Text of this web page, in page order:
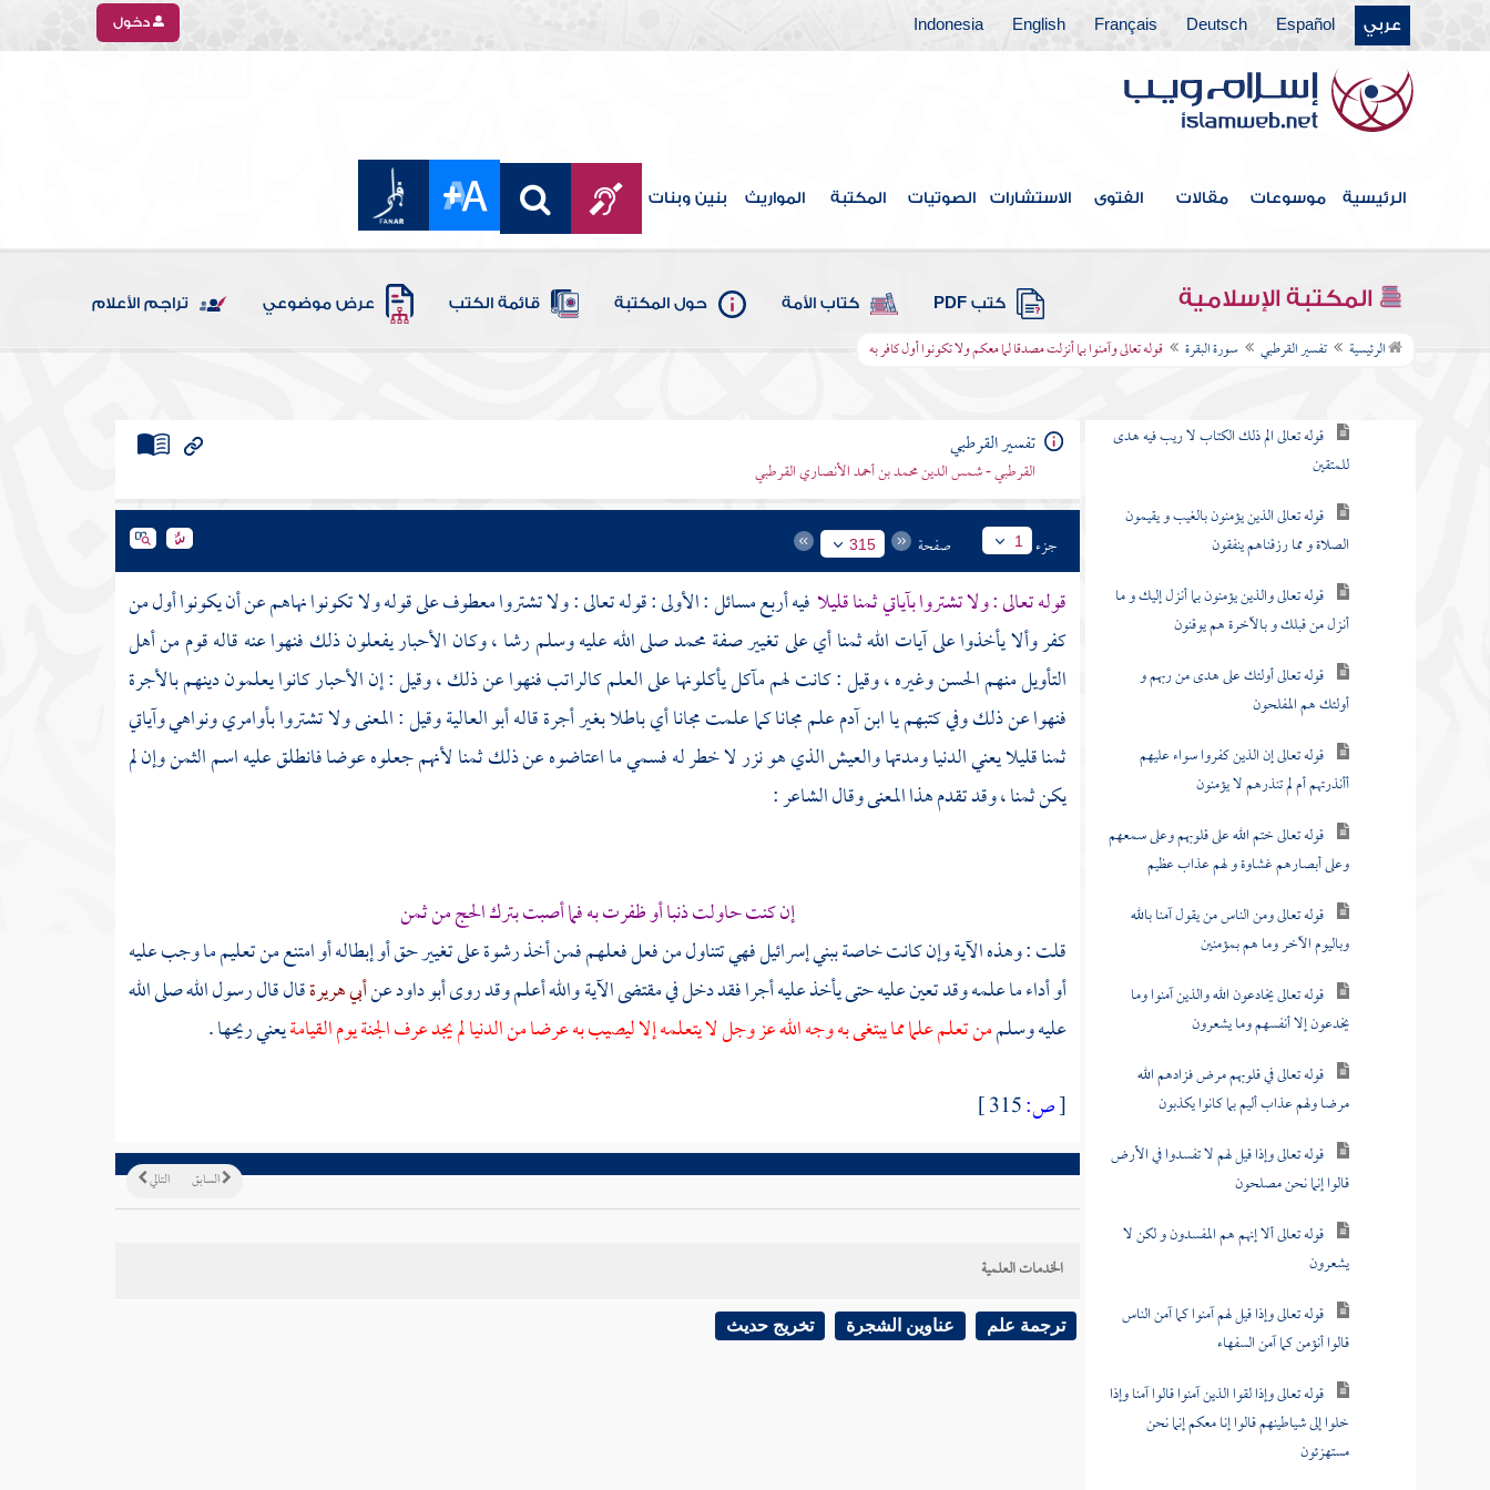
عربي Español
Deutsch
Français
English
Indonesia دخول
الرئيسية موسوعات مقالات الفتوى الاستشارات الصوتيات المكتبة المواريث بنين وبنات
المكتبة الإسلامية كتب PDF كتاب الأمة حول المكتبة قائمة الكتب عرض موضوعي تراجم الأعلام
الرئيسية تفسير القرطبي سورة البقرة قوله تعالى وآمنوا بما أنزلت مصدقا لما معكم ولا تكونوا أول كافر به
باب ما جاء من الحجة في الرد على
من طعن في القرآن وخالف مصحف
عثمان بالزيادة والنقصان
سورة الفاتحة
سورة البقرة
قوله تعالى الم ذلك الكتاب لا ريب فيه هدى
للمتقين
قوله تعالى الذين يؤمنون بالغيب و يقيمون
الصلاة و مما رزقناهم ينفقون
قوله تعالى والذين يؤمنون بما أنزل إليك و ما
أنزل من قبلك و بالآخرة هم يوقنون
قوله تعالى أولئك على هدى من ربهم و
أولئك هم المفلحون
قوله تعالى إن الذين كفروا سواء عليهم
أأنذرتهم أم لم تنذرهم لا يؤمنون
قوله تعالى ختم الله على قلوبهم وعلى سمعهم
وعلى أبصارهم غشاوة و لهم عذاب عظيم
قوله تعالى ومن الناس من يقول آمنا بالله
وباليوم الآخر وما هم بمؤمنين
قوله تعالى يخادعون الله والذين آمنوا وما
يخدعون إلا أنفسهم وما يشعرون
قوله تعالى في قلوبهم مرض فزادهم الله
مرضا ولهم عذاب أليم بما كانوا يكذبون
قوله تعالى وإذا قيل لهم لا تفسدوا في الأرض
قالوا إنما نحن مصلحون
قوله تعالى ألا إنهم هم المفسدون و لكن لا
يشعرون
قوله تعالى وإذا قيل لهم آمنوا كما آمن الناس
قالوا أنؤمن كما آمن السفهاء
قوله تعالى وإذا لقوا الذين آمنوا قالوا آمنا وإذا
خلوا إلى شياطينهم قالوا إنا معكم إنما نحن
مستهزئون
تفسير القرطبي
القرطبي - شمس الدين محمد بن أحمد الأنصاري القرطبي
جزء 1 صفحة 315
قوله تعالى : ولا تشتروا بآياتي ثمنا قليلا فيه أربع مسائل : الأولى : قوله تعالى : ولا تشتروا معطوف على قوله ولا تكونوا نهاهم عن أن يكونوا أول من
كفر وألا يأخذوا على آيات الله ثمنا أي على تغيير صفةمحمدصلى الله عليه وسلم رشا ، وكان الأحبار يفعلون ذلك فنهوا عنه قاله قوم من أهل
التأويل منهمالحسنوغيره ، وقيل : كانت لهم مآكل يأكلونها على العلم كالراتب فنهوا عن ذلك ، وقيل : إن الأحبار كانوا يعلمون دينهم بالأجرة
فنهوا عن ذلك وفي كتبهم يا ابن آدم علم مجانا كما علمت مجانا أي باطلا بغير أجرة قالهأبو العاليةوقيل : المعنى ولا تشتروا بأوامري ونواهي وآياتي
ثمنا قليلا يعني الدنيا ومدتها والعيش الذي هو نزر لا خطر له فسمي ما اعتاضوه عن ذلك ثمنا لأنهم جعلوه عوضا فانطلق عليه اسم الثمن وإن لم
يكن ثمنا ، وقد تقدم هذا المعنى وقال الشاعر :
إن كنت حاولت ذنبا أو ظفرت به فما أصبت بترك الحج من ثمن
قلت : وهذه الآية وإن كانت خاصةببني إسرائيلفهي تتناول من فعل فعلهم فمن أخذ رشوة على تغيير حق أو إبطاله أو امتنع من تعليم ما وجب عليه
أو أداء ما علمه وقد تعين عليه حتى يأخذ عليه أجرا فقد دخل في مقتضى الآية والله أعلم وقد روىأبو داودعنأبي هريرةقال قال رسول الله صلى الله
عليه وسلممن تعلم علما مما يبتغى به وجه الله عز وجل لا يتعلمه إلا ليصيب به عرضا من الدنيا لم يجد عرف الجنة يوم القيامةيعني ريحها .
[ص:
التالي السابق
الخدمات العلمية
ترجمة علم عناوين الشجرة تخريج حديث